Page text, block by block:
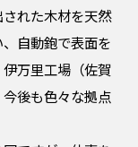
れた木材を天然
自動鉋で表面を
万里工場（佐賀
後も色々な拠点